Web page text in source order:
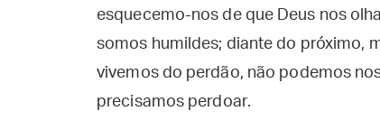
esquecemo-nos de que Deus nos
somos humildes; diante do próximo,
vivemos do perdão, não podemos
precisamos perdoar.